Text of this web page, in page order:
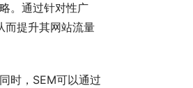
。通过针对性广
而提升其网站流量
时，SEM可以通过